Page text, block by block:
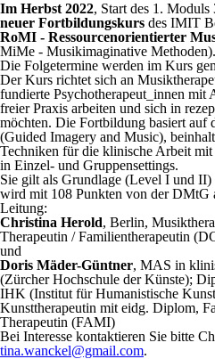
Im Herbst 2022, Start des 1.
neuer Fortbildungskurs des IMIT
RoMI - Ressourcenorientierter
MiMe - Musikimaginative Methoden).
Die Folgetermine werden im Kurs
Der Kurs richtet sich an
fundierte Psychotherapeut_innen
freier Praxis arbeiten und sich in
möchten. Die Fortbildung basiert auf
(Guided Imagery and Music),
Techniken für die klinische Arbeit
in Einzel- und Gruppensettings.
Sie gilt als Grundlage (Level I und
wird mit 108 Punkten von der DMtG
Leitung:
Christina Herold, Berlin,
Therapeutin / Familientherapeutin
und
Doris Mäder-Güntner, MAS in
(Zürcher Hochschule der Künste);
IHK (Institut für Humanistische
Kunsttherapeutin mit eidg. Diplom,
Therapeutin (FAMI)
Bei Interesse kontaktieren Sie bitte
tina.wanckel@gmail.com.